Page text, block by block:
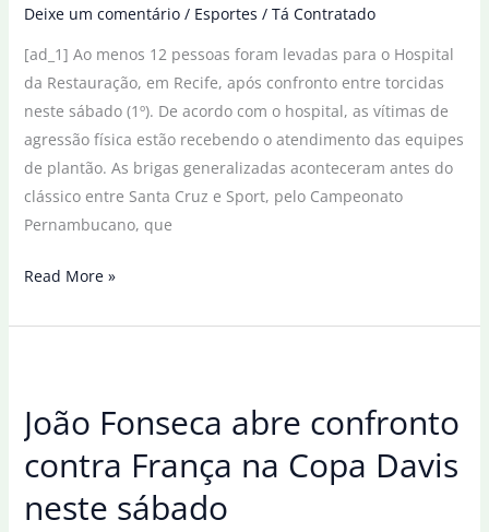
Deixe um comentário / Esportes / Tá Contratado
[ad_1] Ao menos 12 pessoas foram levadas para o Hospital
da Restauração, em Recife, após confronto entre torcidas
neste sábado (1º). De acordo com o hospital, as vítimas de
agressão física estão recebendo o atendimento das equipes
de plantão. As brigas generalizadas aconteceram antes do
clássico entre Santa Cruz e Sport, pelo Campeonato
Pernambucano, que
Confronto
torcidas
deixa
feridos
e
destruição
Read More »
João Fonseca abre confronto
contra França na Copa Davis
neste sábado